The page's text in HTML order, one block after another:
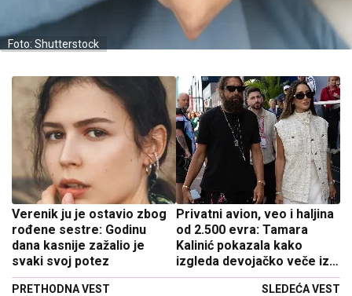
Foto: Shutterstock
Verenik ju je ostavio zbog
rođene sestre: Godinu
dana kasnije zažalio je
svaki svoj potez
PRETHODNA VEST
Privatni avion, veo i haljina
od 2.500 evra: Tamara
Kalinić pokazala kako
izgleda devojačko veče iz
snova
SLEDEĆA VEST